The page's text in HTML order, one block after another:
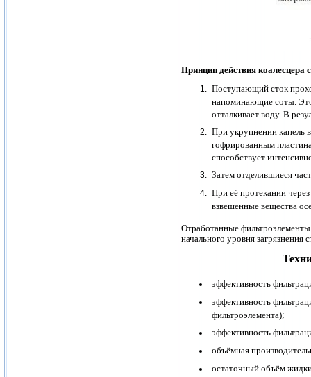
Принцип действиякоалесцера
Поступающий сток
напоминающие соты.
отталкивает воду. В
При укрупнении капель
гофрированным
способствует
Затем отделившиеся
При её протекании через
взвешенные вещества
Отработанные фильтроэлементы
начального уровня загрязнения
эффективность
эффективность
фильтроэлемента);
эффективность
объёмная
остаточный объём